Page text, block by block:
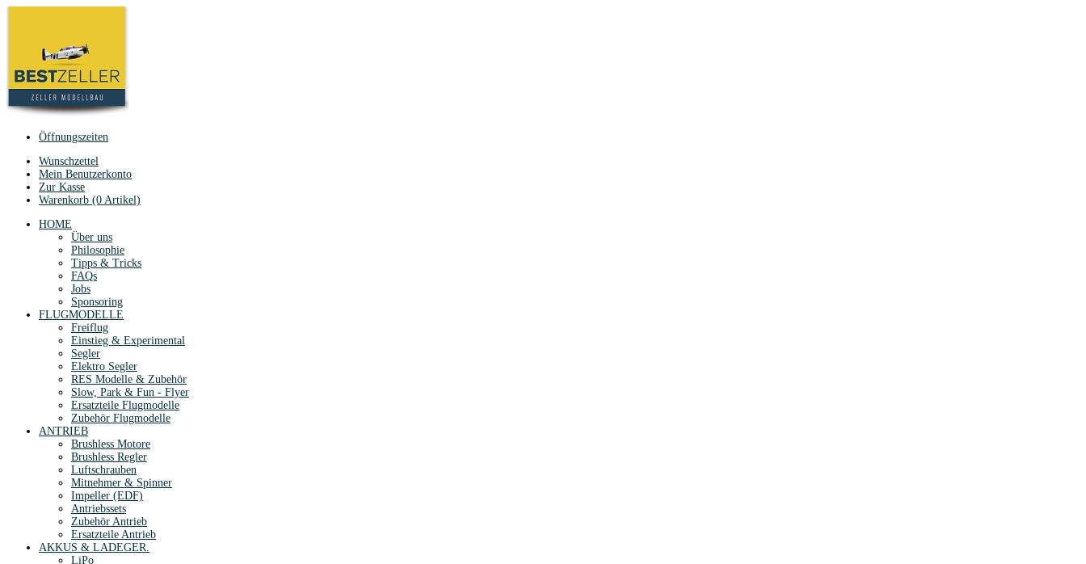
Öffnungszeiten
Wunschzettel
Mein Benutzerkonto
Zur Kasse
Warenkorb (0 Artikel)
HOME
Über uns
Philosophie
Tipps & Tricks
FAQs
Jobs
Sponsoring
FLUGMODELLE
Freiflug
Einstieg & Experimental
Segler
Elektro Segler
RES Modelle & Zubehör
Slow, Park & Fun - Flyer
Ersatzteile Flugmodelle
Zubehör Flugmodelle
ANTRIEB
Brushless Motore
Brushless Regler
Luftschrauben
Mitnehmer & Spinner
Impeller (EDF)
Antriebssets
Zubehör Antrieb
Ersatzteile Antrieb
AKKUS & LADEGER.
LiPo